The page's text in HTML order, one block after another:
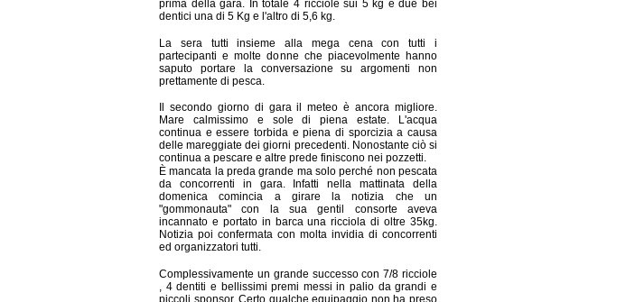
prima della gara. In totale 4 ricciole sui 5 kg e due bei
dentici una di 5 Kg e l'altro di 5,6 kg.
La sera tutti insieme alla mega cena con tutti i
partecipanti e molte donne che piacevolmente hanno
saputo portare la conversazione su argomenti non
prettamente di pesca.
Il secondo giorno di gara il meteo è ancora migliore.
Mare calmissimo e sole di piena estate. L'acqua
continua e essere torbida e piena di sporcizia a causa
delle mareggiate dei giorni precedenti. Nonostante ciò si
continua a pescare e altre prede finiscono nei pozzetti.
È mancata la preda grande ma solo perché non pescata
da concorrenti in gara. Infatti nella mattinata della
domenica comincia a girare la notizia che un
"gommonauta" con la sua gentil consorte aveva
incannato e portato in barca una ricciola di oltre 35kg.
Notizia poi confermata con molta invidia di concorrenti
ed organizzatori tutti.
Complessivamente un grande successo con 7/8 ricciole
, 4 dentiti e bellissimi premi messi in palio da grandi e
piccoli sponsor. Certo qualche equipaggio non ha preso